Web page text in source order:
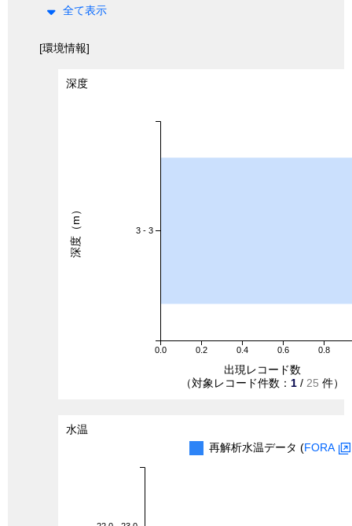
全て表示
[環境情報]
深度
0.0 0.2 0.4 0.6 0.8
3 - 3
出現レコード数
（対象レコード件数： 1 / 25 件）
深度（m）
水温
再解析水温データ (FORA